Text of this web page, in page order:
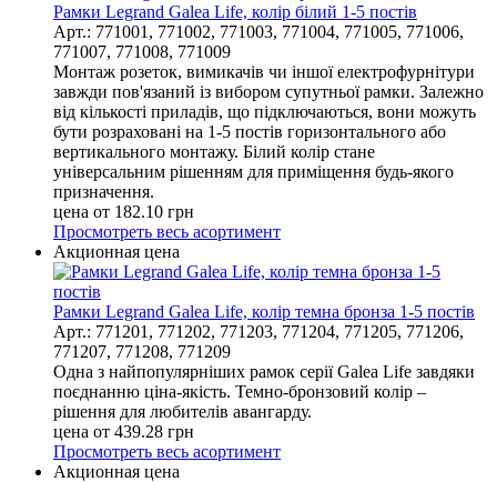
Рамки Legrand Galea Life, колір білий 1-5 постів
Арт.: 771001, 771002, 771003, 771004, 771005, 771006,
771007, 771008, 771009
Монтаж розеток, вимикачів чи іншої електрофурнітури
завжди пов'язаний із вибором супутньої рамки. Залежно
від кількості приладів, що підключаються, вони можуть
бути розраховані на 1-5 постів горизонтального або
вертикального монтажу. Білий колір стане
універсальним рішенням для приміщення будь-якого
призначення.
цена от 182.10 грн
Просмотреть весь асортимент
Акционная цена
Рамки Legrand Galea Life, колір темна бронза 1-5 постів
Арт.: 771201, 771202, 771203, 771204, 771205, 771206,
771207, 771208, 771209
Одна з найпопулярніших рамок серії Galea Life завдяки
поєднанню ціна-якість. Темно-бронзовий колір –
рішення для любителів авангарду.
цена от 439.28 грн
Просмотреть весь асортимент
Акционная цена